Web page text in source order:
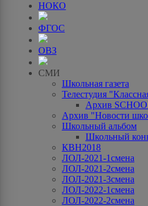
НОКО
ФГОС
ОВЗ
СМИ
Школьная газета
Телестудия
Архив
Архив "Новости
Школьный альбом
Школьный
КВН2018
ЛОЛ-2021-1смена
ЛОЛ-2021-2смена
ЛОЛ-2021-3смена
ЛОЛ-2022-1смена
ЛОЛ-2022-2смена